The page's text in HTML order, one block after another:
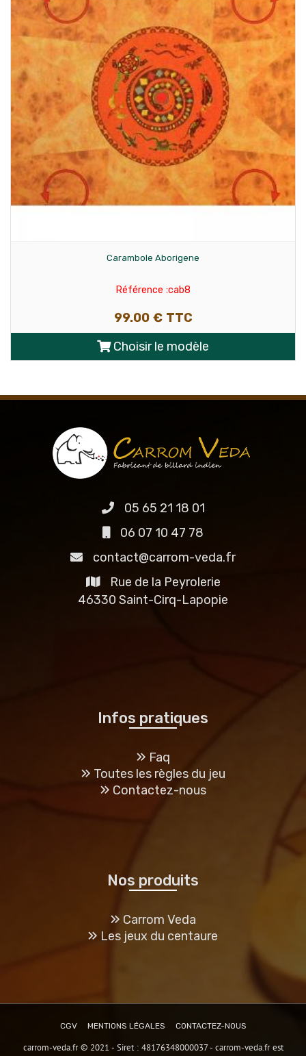
Carambole Elephant
Référence :cab4
99.00 € TTC
Choisir le modèle
05 65 21 18 01
06 07 10 47 78
contact@carrom-veda.fr
Rue de la Peyrolerie
46330 Saint-Cirq-Lapopie
Infos pratiques
Faq
Toutes les règles du jeu
Contactez-nous
Nos produits
Carrom Veda
Les jeux du centaure
CGV MENTIONS LÉGALES CONTACTEZ-NOUS
carrom-veda.fr © 2021 - Siret : 48176348000037 - carrom-veda.fr est